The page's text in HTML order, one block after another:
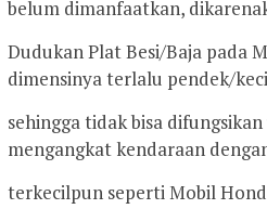
belum dimanfaatkan,
Dudukan Plat Besi/Baja pada
dimensinya terlalu pendek/
sehingga tidak bisa
mengangkat kendaraan
terkecilpun seperti Mobil